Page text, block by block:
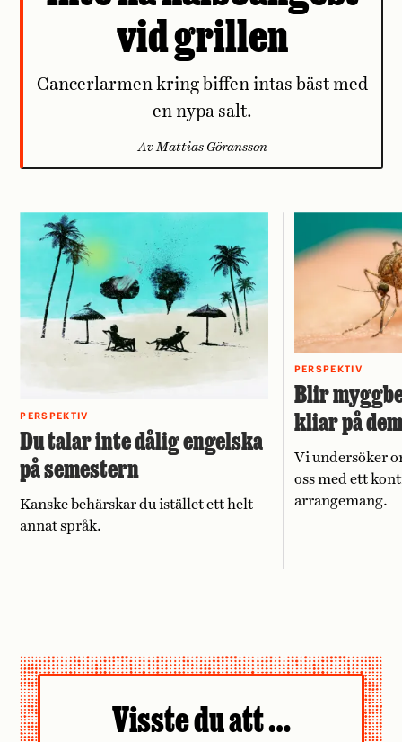
vid grillen
Cancerlarmen kring biffen intas bäst med
en nypa salt.
Av Mattias Göransson
PERSPEKTIV
Du talar inte dålig engelska
på semestern
Kanske behärskar du istället ett helt
annat språk.
PERSPEKTIV
Blir
kliar på
Vi undersöker
oss med ett
arrangemang.
Visste du att …